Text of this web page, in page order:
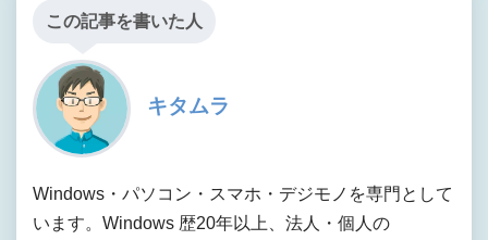
この記事を書いた人
キタムラ
Windows・パソコン・スマホ・デジモノを専門として
います。Windows 歴20年以上、法人・個人の